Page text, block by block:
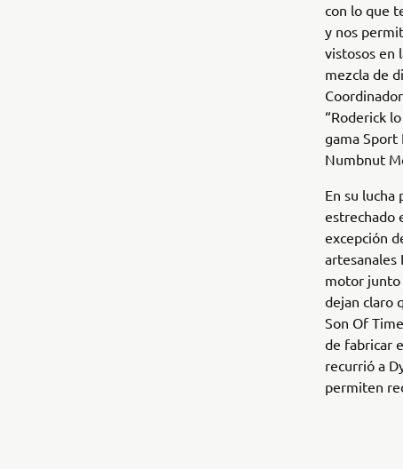
con lo que
y nos
vistosos en
mezcla de
“Roderick
gama Sport
Numbnut
En su lucha
estrechado
excepción
artesanales
motor junto
dejan claro
Son Of
de fabricar
recurrió a
permiten